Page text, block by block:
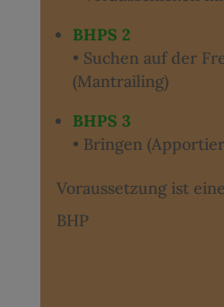
BHPS 2
• Suchen auf der
(Mantrailing)
BHPS 3
• Bringen
Voraussetzung ist
BHP